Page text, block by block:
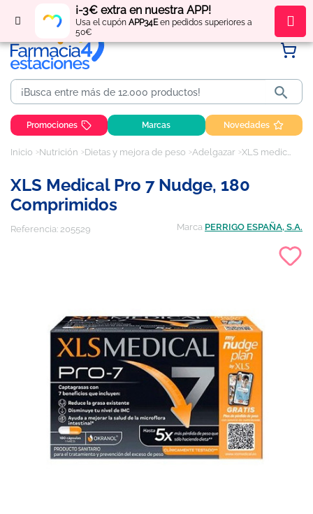
¡-3€ extra en nuestra APP!
Usa el cupón APP34Een pedidos superiores a
50€
Regístratey obténpuntos por tus compras

Promociones Marcas Novedades
Inicio Nutrición Dietas y mejora de peso Adelgazar XLS medical pro 7 nudge, 180 comprimidos
XLS Medical Pro 7 Nudge, 180
Comprimidos
Referencia: 205529 Marca PERRIGO ESPAÑA, S.A.